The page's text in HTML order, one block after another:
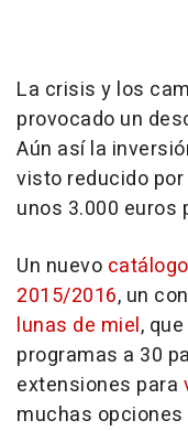
La crisis y los
provocado un
Aún así la
visto reducido
unos 3.000 euros
Un nuevo
2015/2016, un
lunas de miel,
programas a 30
extensiones para
muchas opciones